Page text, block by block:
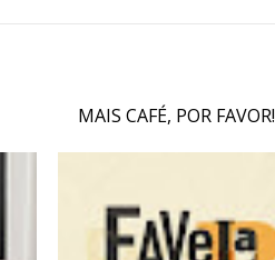
MAIS CAFÉ, POR FAVOR!